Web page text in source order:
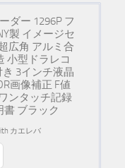
ダー 1296P フ
製 イメージセ
広角 アルミ合
小型ドラレコ
き 3インチ液晶
画像補正 F値
ンタッチ記録
書 ブラック
カエレバ